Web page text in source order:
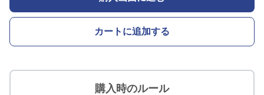
カートに追加する
購入時のルール